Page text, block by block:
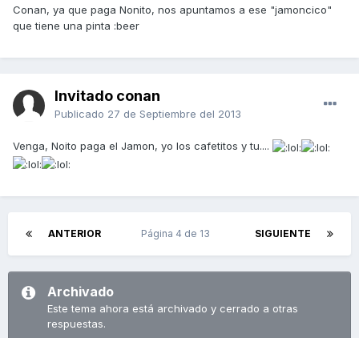
Conan, ya que paga Nonito, nos apuntamos a ese "jamoncico"
que tiene una pinta :beer
Invitado conan
Publicado 27 de Septiembre del 2013
Venga, Noito paga el Jamon, yo los cafetitos y tu....
ANTERIOR SIGUIENTE
Página 4 de 13
Archivado
Este tema ahora está archivado y cerrado a otras
respuestas.